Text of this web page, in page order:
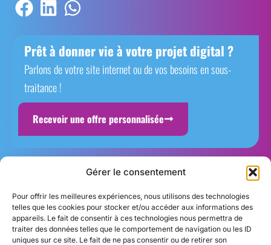
Gérer le consentement
Pour offrir les meilleures expériences, nous utilisons des technologies
telles que les cookies pour stocker et/ou accéder aux informations des
appareils. Le fait de consentir à ces technologies nous permettra de
traiter des données telles que le comportement de navigation ou les ID
uniques sur ce site. Le fait de ne pas consentir ou de retirer son
Prêt à donner vie à votre projet digital ?
Parlons de votre site internet ou de vos besoins en sous-
traitance !
Recevoir une offre personnalisée
à
notre
Newsletter
S'abonner